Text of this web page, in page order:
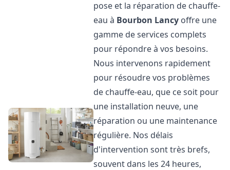
pose et la réparation de chauffe-
eau à Bourbon Lancy offre une
gamme de services complets
pour répondre à vos besoins.
Nous intervenons rapidement
pour résoudre vos problèmes
de chauffe-eau, que ce soit pour
une installation neuve, une
réparation ou une maintenance
régulière. Nos délais
d'intervention sont très brefs,
souvent dans les 24 heures,